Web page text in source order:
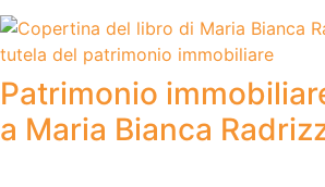
Patrimonio
a Maria Bianca